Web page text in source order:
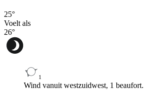
25°
Voelt als
26°
1
Wind vanuit westzuidwest, 1 beaufort.